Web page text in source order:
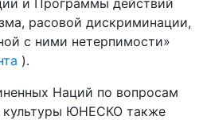
и Программы действий
расовой дискриминации,
с ними нетерпимости»
).
Наций по вопросам
культуры ЮНЕСКО также